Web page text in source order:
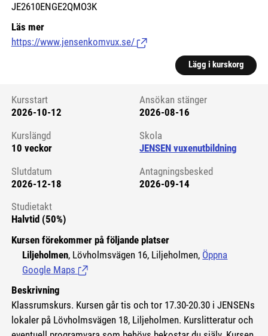
JE2610ENGE2QMO3K
Läs mer
https://www.jensenkomvux.se/ (Länk till extern sida.)
Lägg i kurskorg
Kursstart 6073875
Kursstart
2026-10-12
Ansökan stänger
2026-08-16
Kurslängd
10 veckor
Skola
JENSEN vuxenutbildning
Slutdatum
2026-12-18
Antagningsbesked
2026-09-14
Studietakt
Halvtid (50%)
Kursen förekommer på följande platser
Liljeholmen, Lövholmsvägen 16, Liljeholmen, Öppna
Google Maps (Länk till extern sida.)
Beskrivning
Klassrumskurs. Kursen går tis och tor 17.30-20.30 i JENSENs
lokaler på Lövholmsvägen 18, Liljeholmen. Kurslitteratur och